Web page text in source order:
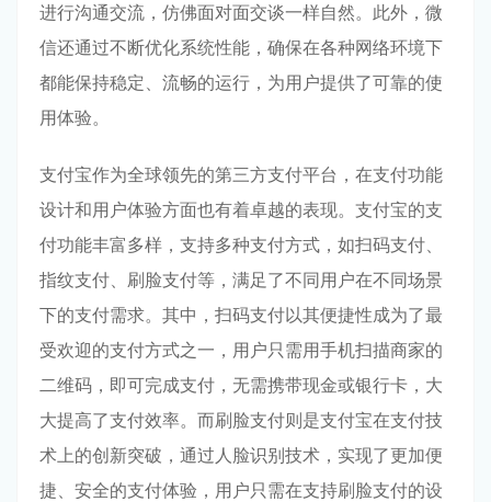
进行沟通交流，仿佛面对面交谈一样自然。此外，微
信还通过不断优化系统性能，确保在各种网络环境下
都能保持稳定、流畅的运行，为用户提供了可靠的使
用体验。
支付宝作为全球领先的第三方支付平台，在支付功能
设计和用户体验方面也有着卓越的表现。支付宝的支
付功能丰富多样，支持多种支付方式，如扫码支付、
指纹支付、刷脸支付等，满足了不同用户在不同场景
下的支付需求。其中，扫码支付以其便捷性成为了最
受欢迎的支付方式之一，用户只需用手机扫描商家的
二维码，即可完成支付，无需携带现金或银行卡，大
大提高了支付效率。而刷脸支付则是支付宝在支付技
术上的创新突破，通过人脸识别技术，实现了更加便
捷、安全的支付体验，用户只需在支持刷脸支付的设